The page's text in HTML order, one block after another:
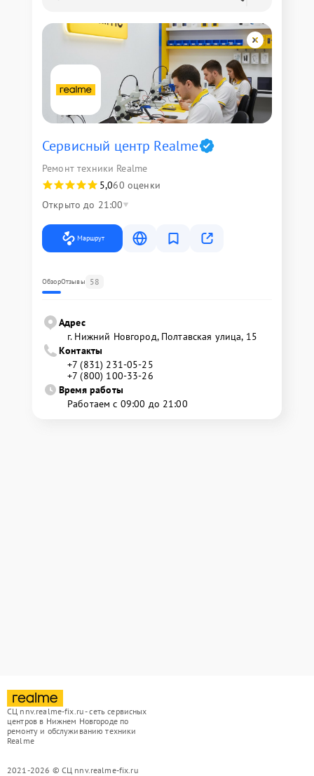
Сервисный центр Realme
Ремонт техники Realme
5,060 оценки
Открыто до 21:00
Маршрут
ОбзорОтзывы 58
Адрес
г. Нижний Новгород, Полтавская улица, 15
Контакты
+7 (831) 231-05-25
+7 (800) 100-33-26
Время работы
Работаем с 09:00 до 21:00
СЦ nnv.realme-fix.ru - сеть сервисных
центров в Нижнем Новгороде по
ремонту и обслуживанию техники
Realme
2021-2026 © СЦ nnv.realme-fix.ru